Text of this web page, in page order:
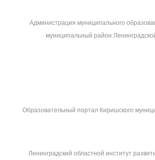
Администрация муниципального
муниципальный район
Образовательный портал Киришского
Ленинградский областной институт